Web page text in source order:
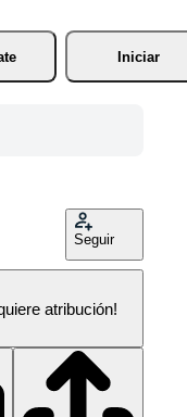
Iniciar
Seguir
atribución!